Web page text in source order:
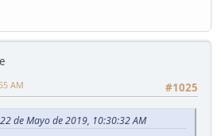
#1025
AM
de Mayo de 2019, 10:30:32 AM